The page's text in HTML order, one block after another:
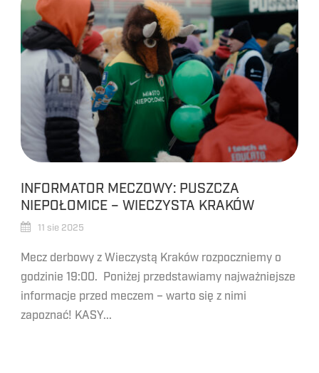
INFORMATOR MECZOWY: PUSZCZA
NIEPOŁOMICE – WIECZYSTA KRAKÓW
11 sie 2025
Mecz derbowy z Wieczystą Kraków rozpoczniemy o
godzinie 19:00. Poniżej przedstawiamy najważniejsze
informacje przed meczem – warto się z nimi
zapoznać! KASY...